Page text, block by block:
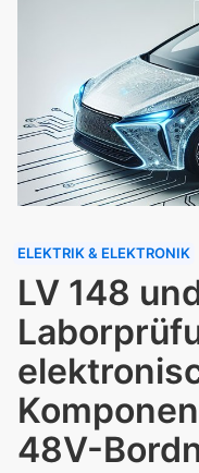
ELEKTRIK & ELEKTRONIK
LV 148
48V-